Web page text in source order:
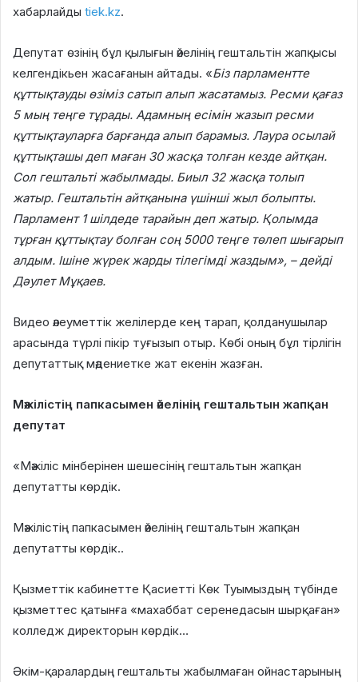
хабарлайды tiek.kz.
Депутат өзінің бұл қылығын әйелінің гештальтін жапқысы
келгендікьен жасағанын айтады. «Біз парламентте
құттықтауды өзіміз сатып алып жасатамыз. Ресми қағаз
5 мың теңге тұрады. Адамның есімін жазып ресми
құттықтауларға барғанда алып барамыз. Лаура осылай
құттықташы деп маған 30 жасқа толған кезде айтқан.
Сол гештальті жабылмады. Биыл 32 жасқа толып
жатыр. Гештальтін айтқанына үшінші жыл болыпты.
Парламент 1 шілдеде тарайын деп жатыр. Қолымда
тұрған құттықтау болған соң 5000 теңге төлеп шығарып
алдым. Ішіне жүрек жарды тілегімді жаздым», – дейді
Дәулет Мұқаев.
Видео әлеуметтік желілерде кең тарап, қолданушылар
арасында түрлі пікір туғызып отыр. Көбі оның бұл тірлігін
депутаттық мәдениетке жат екенін жазған.
Мәжілістің папкасымен әйелінің гештальтын жапқан
депутат
«Мәжіліс мінберінен шешесінің гештальтын жапқан
депутатты көрдік.
Мәжілістің папкасымен әйелінің гештальтын жапқан
депутатты көрдік..
Қызметтік кабинетте Қасиетті Көк Туымыздың түбінде
қызметтес қатынға «махаббат серенедасын шырқаған»
колледж директорын көрдік…
Әкім-қаралардың гештальты жабылмаған ойнастарының